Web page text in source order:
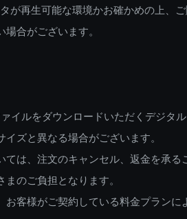
再生可能な環境かお確かめの上、ご
合がございます。
イルをダウンロードいただくデジタ
ズと異なる場合がございます。
は、注文のキャンセル、返金を承る
のご負担となります。
お客様がご契約している料金プラン